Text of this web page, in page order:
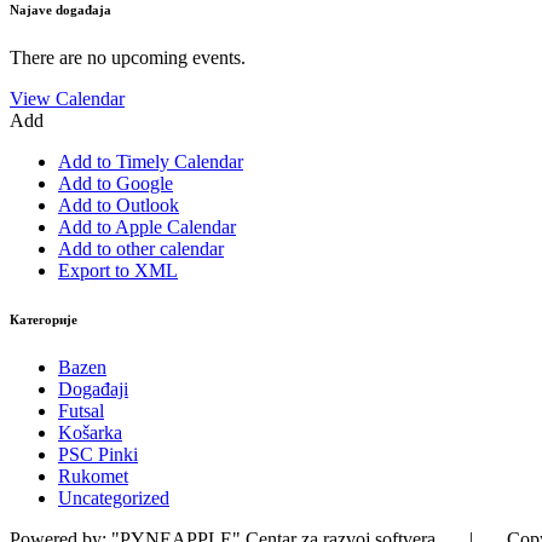
Najave događaja
There are no upcoming events.
View Calendar
Add
Add to Timely Calendar
Add to Google
Add to Outlook
Add to Apple Calendar
Add to other calendar
Export to XML
Категорије
Bazen
Događaji
Futsal
Košarka
PSC Pinki
Rukomet
Uncategorized